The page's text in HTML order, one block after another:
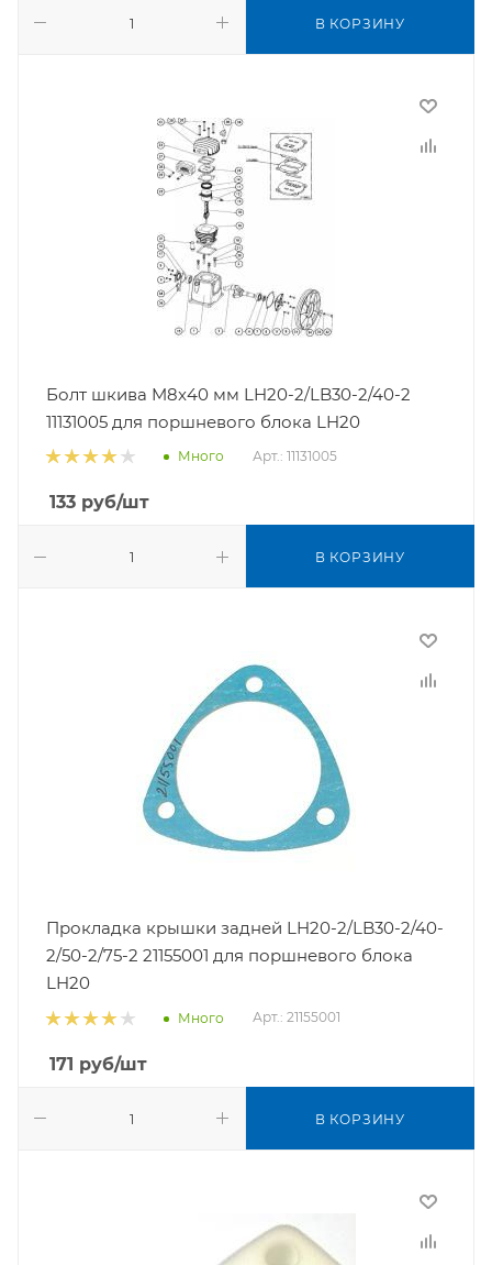
В КОРЗИНУ
Болт шкива M8x40 мм LH20-2/LB30-2/40-2
11131005 для поршневого блока LH20
Много Арт.: 11131005
133 руб/шт
В КОРЗИНУ
Прокладка крышки задней LH20-2/LB30-2/40-
2/50-2/75-2 21155001 для поршневого блока
LH20
Много Арт.: 21155001
171 руб/шт
В КОРЗИНУ